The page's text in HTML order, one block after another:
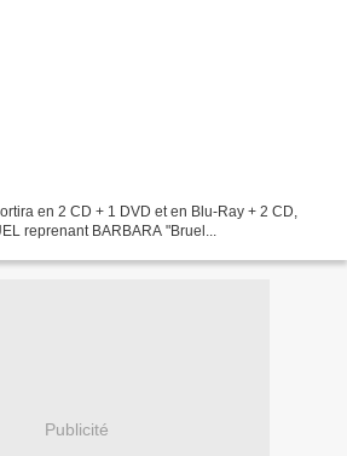
en 2 CD + 1 DVD et en Blu-Ray + 2 CD,
reprenant BARBARA "Bruel...
Publicité